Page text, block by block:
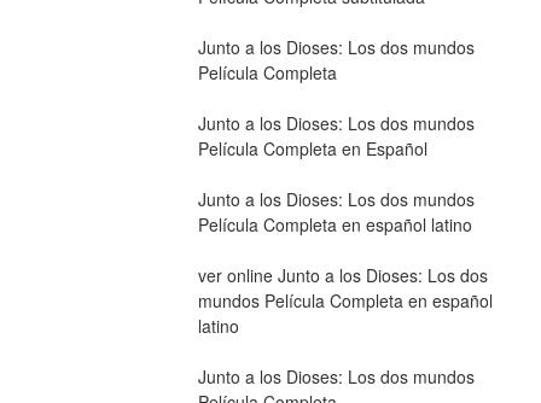
Junto a los Dioses: Los dos mundos
Película Completa
Junto a los Dioses: Los dos mundos
Película Completa en Español
Junto a los Dioses: Los dos mundos
Película Completa en español latino
ver online Junto a los Dioses: Los dos
mundos Película Completa en español
latino
Junto a los Dioses: Los dos mundos